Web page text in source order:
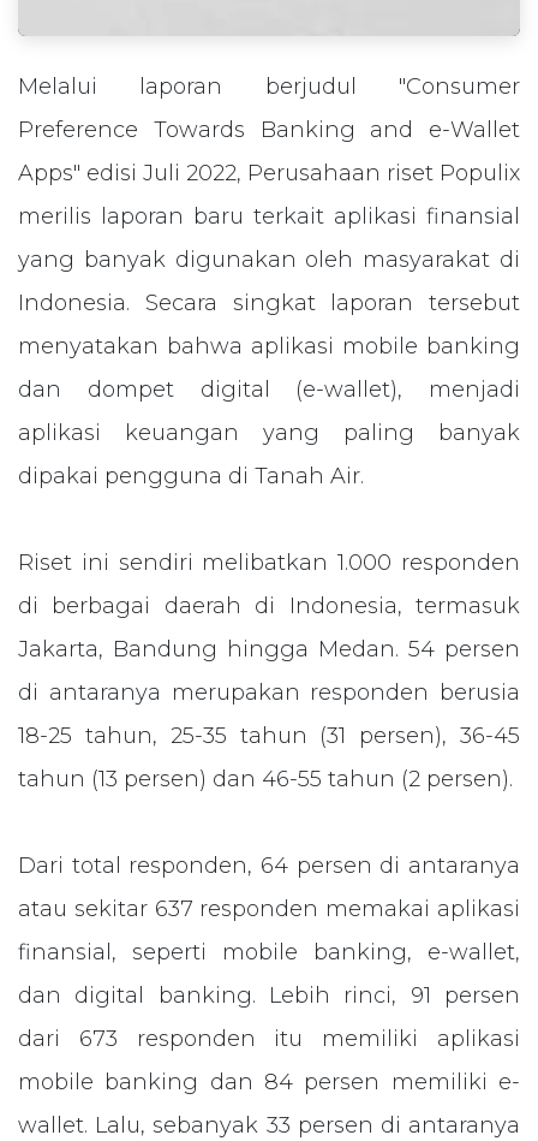
Melalui laporan berjudul "Consumer
Preference Towards Banking and e-Wallet
Apps" edisi Juli 2022, Perusahaan riset Populix
merilis laporan baru terkait aplikasi finansial
yang banyak digunakan oleh masyarakat di
Indonesia. Secara singkat laporan tersebut
menyatakan bahwa aplikasi mobile banking
dan dompet digital (e-wallet), menjadi
aplikasi keuangan yang paling banyak
dipakai pengguna di Tanah Air.
Riset ini sendiri melibatkan 1.000 responden
di berbagai daerah di Indonesia, termasuk
Jakarta, Bandung hingga Medan. 54 persen
di antaranya merupakan responden berusia
18-25 tahun, 25-35 tahun (31 persen), 36-45
tahun (13 persen) dan 46-55 tahun (2 persen).
Dari total responden, 64 persen di antaranya
atau sekitar 637 responden memakai aplikasi
finansial, seperti mobile banking, e-wallet,
dan digital banking. Lebih rinci, 91 persen
dari 673 responden itu memiliki aplikasi
mobile banking dan 84 persen memiliki e-
wallet. Lalu, sebanyak 33 persen di antaranya